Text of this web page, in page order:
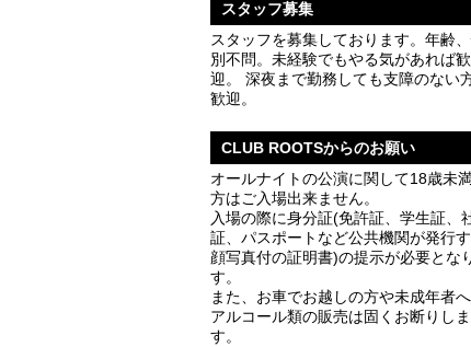
スタッフ募集
スタッフを募集しております。年齢
別不問。未経験でもやる気があれば歓
迎。 深夜まで勤務しても支障のない
歓迎。
CLUB ROOTSからのお願い
オールナイトの公演に関して18歳未
方はご入場出来ません。
入場の際に身分証(免許証、学生証、
証、パスポートなど公共機関が発行
顔写真付の証明書)の提示が必要とな
す。
また、お車でお越しの方や未成年者
アルコール類の販売は固くお断りしま
す。